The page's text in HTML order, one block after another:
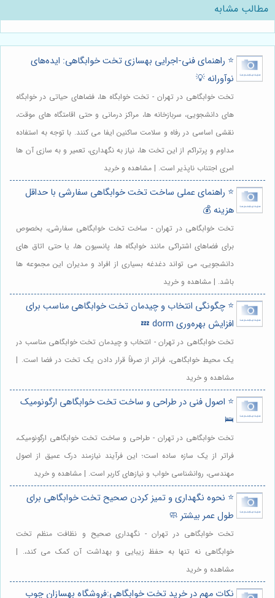
مطالب مشابه
⭐️ راهنمای فنی-اجرایی بهسازی تخت خوابگاهی: ایده‌های
نوآورانه 💡
تخت خوابگاهی در تهران - تخت خوابگاه ها، فضاهای حیاتی در خوابگاه
های دانشجویی، سربازخانه ها، مراکز درمانی و حتی اقامتگاه های موقت،
نقشی اساسی در رفاه و سلامت ساکنین ایفا می کنند. با توجه به استفاده
مداوم و پرتراکم از این تخت ها، نیاز به نگهداری، تعمیر و به سازی آن ها
امری اجتناب ناپذیر است. | مشاهده و خرید
⭐️ راهنمای عملی ساخت تخت خوابگاهی سفارشی با حداقل
هزینه 💰
تخت خوابگاهی در تهران - ساخت تخت خوابگاهی سفارشی، بخصوص
برای فضاهای اشتراکی مانند خوابگاه ها، پانسیون ها، یا حتی اتاق های
دانشجویی، می تواند دغدغه بسیاری از افراد و مدیران این مجموعه ها
باشد. | مشاهده و خرید
⭐️ چگونگی انتخاب و چیدمان تخت خوابگاهی مناسب برای
افزایش بهره‌وری dorm 💤
تخت خوابگاهی در تهران - انتخاب و چیدمان تخت خوابگاهی مناسب در
یک محیط خوابگاهی، فراتر از صرفاً قرار دادن یک تخت در فضا است. |
مشاهده و خرید
⭐️ اصول فنی در طراحی و ساخت تخت خوابگاهی ارگونومیک
🛌
تخت خوابگاهی در تهران - طراحی و ساخت تخت خوابگاهی ارگونومیک،
فراتر از یک سازه ساده است؛ این فرآیند نیازمند درک عمیق از اصول
مهندسی، روانشناسی خواب و نیازهای کاربر است. | مشاهده و خرید
⭐️ نحوه نگهداری و تمیز کردن صحیح تخت خوابگاهی برای
طول عمر بیشتر 🧼
تخت خوابگاهی در تهران - نگهداری صحیح و نظافت منظم تخت
خوابگاهی نه تنها به حفظ زیبایی و بهداشت آن کمک می کند،. |
مشاهده و خرید
نکات مهم در خرید تخت خوابگاهی:فروشگاه بهسازان چوب